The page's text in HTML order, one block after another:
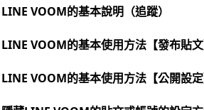
LINE VOOM的基本說明（追蹤）
LINE VOOM的基本使用方法【發布貼文
LINE VOOM的基本使用方法【公開設定